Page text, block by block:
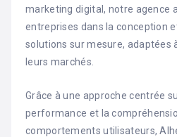
marketing digital, notre agence
entreprises dans la conception
solutions sur mesure, adaptées
leurs marchés.
Grâce à une approche centrée
performance et la
comportements utilisateurs,